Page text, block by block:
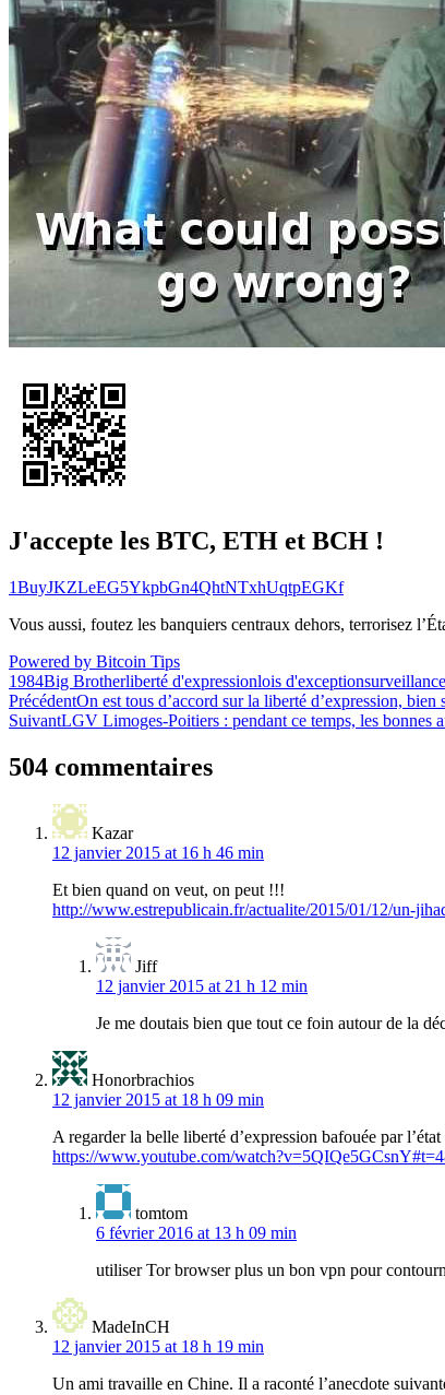
J'accepte les BTC, ETH et BCH !
1BuyJKZLeEG5YkpbGn4QhtNTxhUqtpEGKf
Vous aussi, foutez les banquiers centraux dehors, terrorisez
Powered by Bitcoin Tips
1984Big Brotherliberté d'expressionlois d'exceptionsurveillance
Navigation
de
l’article
PrécédentOn est tous d’accord sur la liberté d’expression, bien
SuivantLGV Limoges-Poitiers : pendant ce temps, les bonnes
504 commentaires
Kazar
12 janvier 2015 at 16 h 46 min
Et bien quand on veut, on peut !!!
http://www.estrepublicain.fr/actualite/2015/01/12/un-
Jiff
12 janvier 2015 at 21 h 12 min
Je me doutais bien que tout ce foin autour de la
Honorbrachios
12 janvier 2015 at 18 h 09 min
A regarder la belle liberté d’expression bafouée par
https://www.youtube.com/
tomtom
6 février 2016 at 13 h 09 min
utiliser Tor browser plus un bon vpn pour
MadeInCH
12 janvier 2015 at 18 h 19 min
Un ami travaille en Chine. Il a raconté l’anecdote